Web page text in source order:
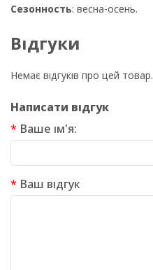
Сезонность: весна-осень.
Відгуки
Немає відгуків про цей товар.
Написати відгук
Ваше ім'я:
Ваш відгук